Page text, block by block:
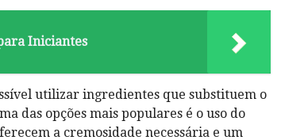
Iniciantes
utilizar ingredientes que substituem o
das opções⁢ mais populares​ é ‌o uso do
a cremosidade necessária e um